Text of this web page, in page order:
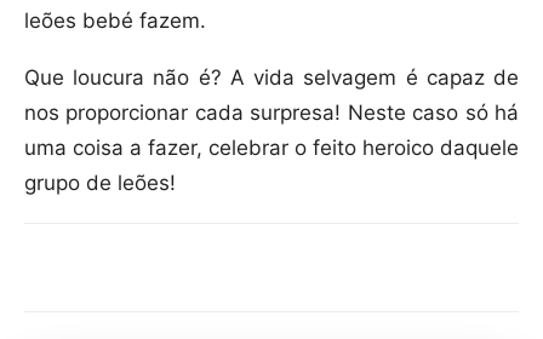
leões bebé fazem.
Que loucura não é? A vida selvagem é capaz de
nos proporcionar cada surpresa! Neste caso só há
uma coisa a fazer, celebrar o feito heroico daquele
grupo de leões!